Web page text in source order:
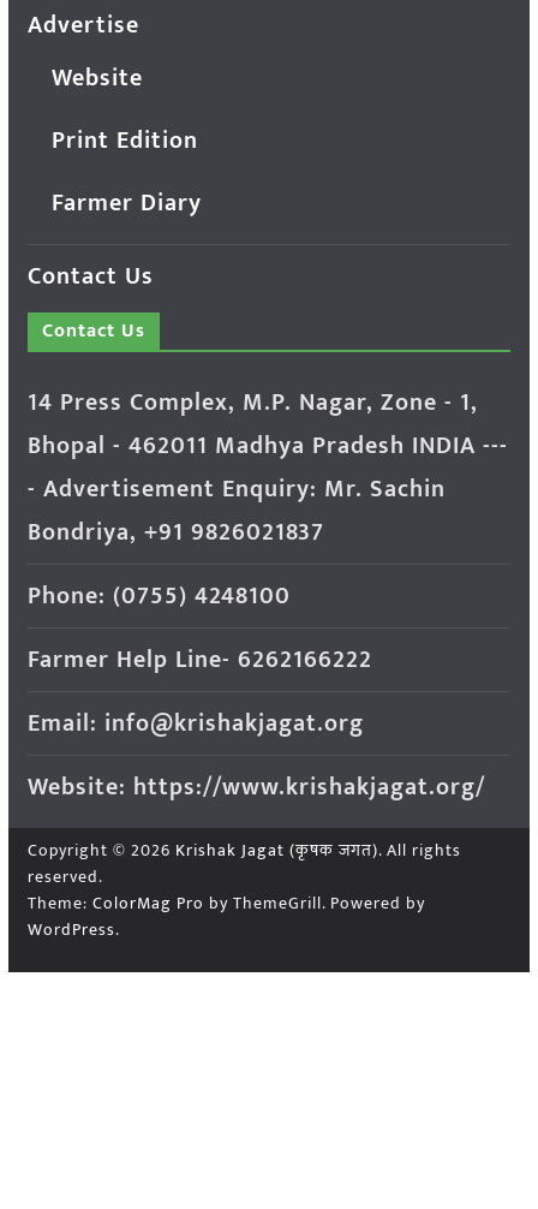
Advertise
Website
Print Edition
Farmer Diary
Contact Us
Contact Us
14 Press Complex, M.P. Nagar, Zone - 1,
Bhopal - 462011 Madhya Pradesh INDIA ---
- Advertisement Enquiry: Mr. Sachin
Bondriya, +91 9826021837
Phone: (0755) 4248100
Farmer Help Line- 6262166222
Email: info@krishakjagat.org
Website: https://www.krishakjagat.org/
Copyright © 2026 Krishak Jagat (कृषक जगत). All rights
reserved.
Theme: ColorMag Pro by ThemeGrill. Powered by
WordPress.